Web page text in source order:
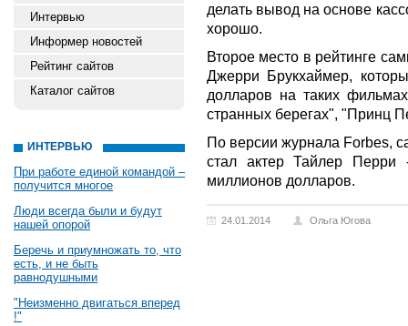
Интервью
Информер новостей
Рейтинг сайтов
Каталог сайтов
ИНТЕРВЬЮ
При работе единой командой –
получится многое
Люди всегда были и будут
нашей опорой
Беречь и приумножать то, что
есть, и не быть
равнодушными
"Неизменно двигаться вперед
!"
делать вывод на основе
хорошо.
Второе место в рейтинге
Джерри Брукхаймер,
долларов на таких
странных берегах", "Принц
По версии журнала Forbes,
стал актер Тайлер Перри
миллионов долларов.
24.01.2014 Ольга Югова